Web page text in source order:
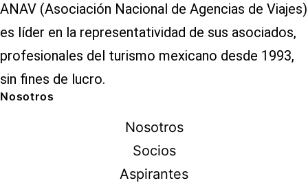
ANAV (Asociación Nacional de Agencias de Viajes)
es líder en la representatividad de sus asociados,
profesionales del turismo mexicano desde 1993,
sin fines de lucro.
Nosotros
Nosotros
Socios
Aspirantes